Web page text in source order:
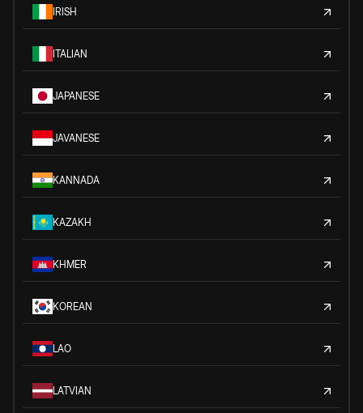
IRISH
ITALIAN
JAPANESE
JAVANESE
KANNADA
KAZAKH
KHMER
KOREAN
LAO
LATVIAN